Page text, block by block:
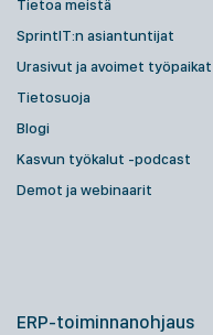
Tietoa meistä
SprintIT:n asiantuntijat
Urasivut ja avoimet työpaikat
Tietosuoja
Blogi
Kasvun työkalut -podcast
Demot ja webinaarit
ERP-toiminnanohjaus